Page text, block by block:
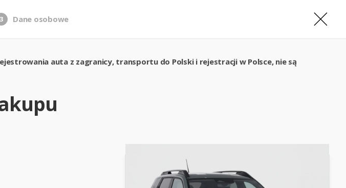
3 Dane osobowe
auta z zagranicy, transportu do Polski i rejestracji w Polsce, nie są